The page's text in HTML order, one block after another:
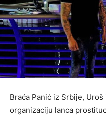
Braća Panić iz Srbije,
organizaciju lanca